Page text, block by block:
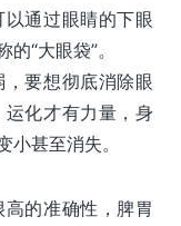
通过眼睛的下眼
“大眼袋”。
要想彻底消除眼
化才有力量，身
甚至消失。
的准确性，脾胃